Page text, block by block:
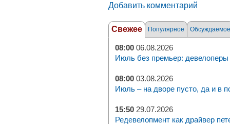
Добавить комментарий
Свежее Популярное Обсуждаемое
08:00 06.08.2026
Июль без премьер: девелоперы
08:00 03.08.2026
Июль – на дворе пусто, да и в
15:50 29.07.2026
Редевелопмент как драйвер